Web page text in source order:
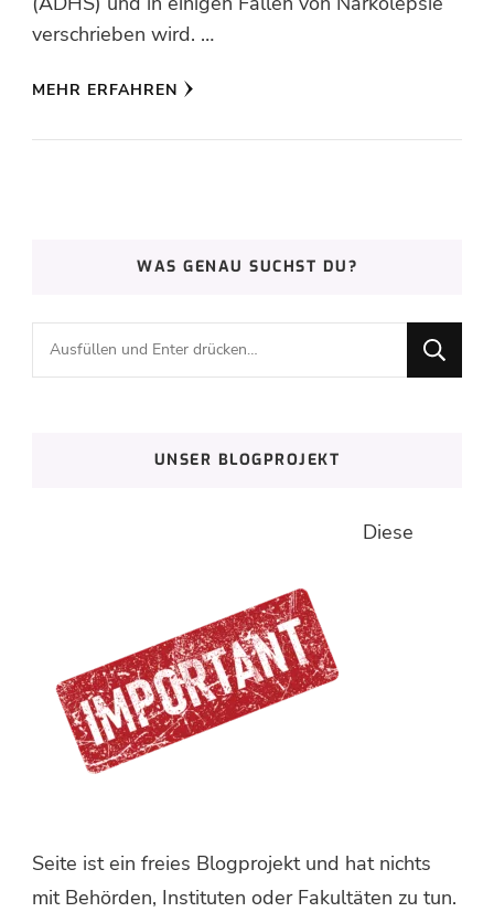
verschrieben wird. …
MEHR ERFAHREN
WAS GENAU SUCHST DU?
Suchst
du
UNSER BLOGPROJEKT
Diese
Seite ist ein freies Blogprojekt und hat nichts
mit Behörden, Instituten oder Fakultäten zu tun.